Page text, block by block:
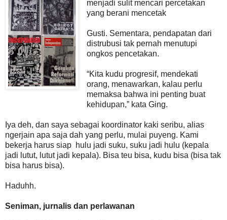
menjadi sulit mencari percetakan
yang berani mencetak
Gusti. Sementara, pendapatan dari
distrubusi tak pernah menutupi
ongkos pencetakan.
“Kita kudu progresif, mendekati
orang, menawarkan, kalau perlu
memaksa bahwa ini penting buat
kehidupan,” kata Ging.
Iya deh, dan saya sebagai koordinator kaki seribu, alias
ngerjain apa saja dah yang perlu, mulai puyeng. Kami
bekerja harus siap hulu jadi suku, suku jadi hulu (kepala
jadi lutut, lutut jadi kepala). Bisa teu bisa, kudu bisa (bisa tak
bisa harus bisa).
Haduhh.
Seniman, jurnalis dan perlawanan